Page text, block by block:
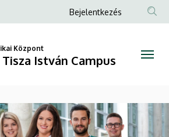
Anonim
menüje
Bejelentkezés
Központ
István Campus